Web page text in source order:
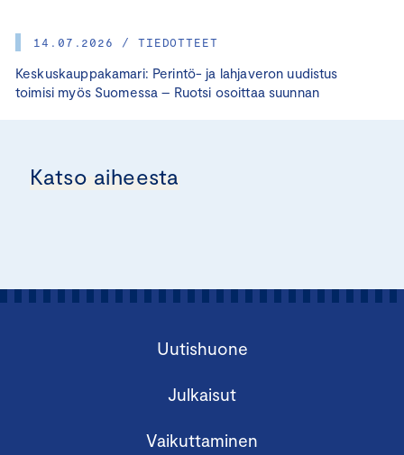
14.07.2026 / TIEDOTTEET
Keskuskauppakamari: Perintö- ja lahjaveron uudistus
toimisi myös Suomessa – Ruotsi osoittaa suunnan
Katso aiheesta
Uutishuone
Julkaisut
Vaikuttaminen